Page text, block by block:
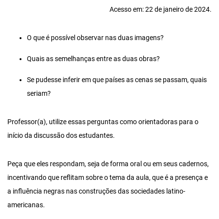
Acesso em: 22 de janeiro de 2024.
O que é possível observar nas duas imagens?
Quais as semelhanças entre as duas obras?
Se pudesse inferir em que países as cenas se passam, quais
seriam?
Professor(a), utilize essas perguntas como orientadoras para o
início da discussão dos estudantes.
Peça que eles respondam, seja de forma oral ou em seus cadernos,
incentivando que reflitam sobre o tema da aula, que é a presença e
a influência negras nas construções das sociedades latino-
americanas.